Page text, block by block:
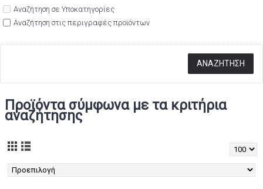
Αναζήτηση σε Υποκατηγορίες
Αναζήτηση στις περιγραφές προϊόντων
Προϊόντα σύμφωνα με τα κριτήρια
αναζήτησης